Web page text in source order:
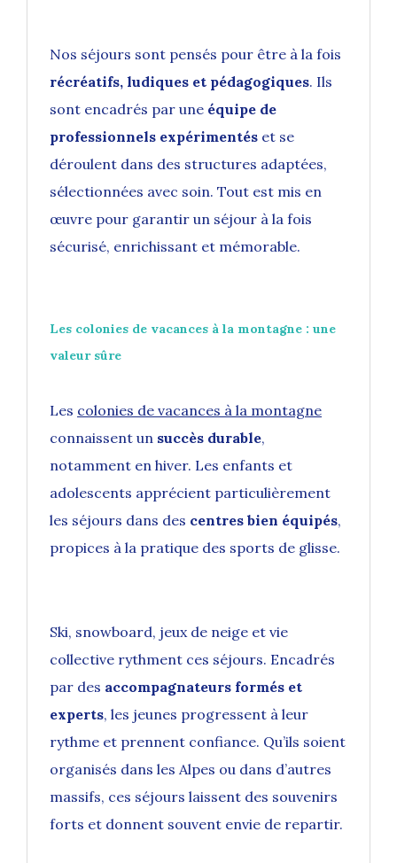
Nos séjours sont pensés pour être à la fois
récréatifs, ludiques et pédagogiques. Ils
sont encadrés par une équipe de
professionnels expérimentés et se
déroulent dans des structures adaptées,
sélectionnées avec soin. Tout est mis en
œuvre pour garantir un séjour à la fois
sécurisé, enrichissant et mémorable.
Les colonies de vacances à la montagne : une
valeur sûre
Les colonies de vacances à la montagne
connaissent un succès durable,
notamment en hiver. Les enfants et
adolescents apprécient particulièrement
les séjours dans des centres bien équipés,
propices à la pratique des sports de glisse.
Ski, snowboard, jeux de neige et vie
collective rythment ces séjours. Encadrés
par des accompagnateurs formés et
experts, les jeunes progressent à leur
rythme et prennent confiance. Qu’ils soient
organisés dans les Alpes ou dans d’autres
massifs, ces séjours laissent des souvenirs
forts et donnent souvent envie de repartir.